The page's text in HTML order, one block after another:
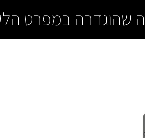
שהוגדרה במפרט